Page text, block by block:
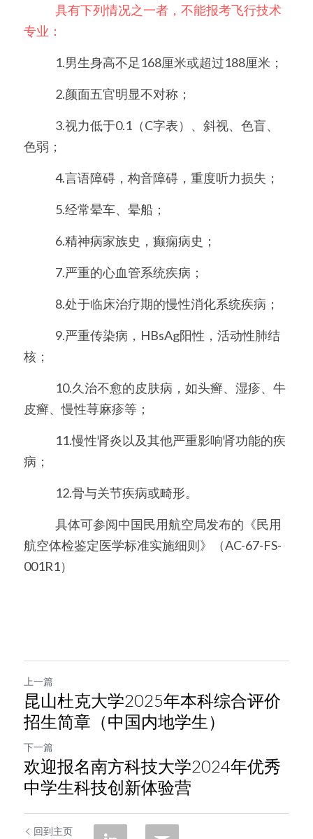
具有下列情况之一者，不能报考飞行技术
专业：
1.男生身高不足168厘米或超过188厘米；
2.颜面五官明显不对称；
3.视力低于0.1（C字表）、斜视、色盲、
色弱；
4.言语障碍，构音障碍，重度听力损失；
5.经常晕车、晕船；
6.精神病家族史，癫痫病史；
7.严重的心血管系统疾病；
8.处于临床治疗期的慢性消化系统疾病；
9.严重传染病，HBsAg阳性，活动性肺结
核；
10.久治不愈的皮肤病，如头癣、湿疹、牛
皮癣、慢性荨麻疹等；
11.慢性肾炎以及其他严重影响肾功能的疾
病；
12.骨与关节疾病或畸形。
具体可参阅中国民用航空局发布的《民用
航空体检鉴定医学标准实施细则》（AC-67-FS-
001R1）
上一篇
昆山杜克大学2025年本科综合评价
招生简章（中国内地学生）
下一篇
欢迎报名南方科技大学2024年优秀
中学生科技创新体验营
回到主页